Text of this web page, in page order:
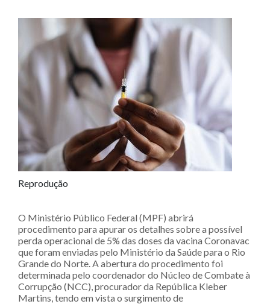
Reprodução
O Ministério Público Federal (MPF) abrirá
procedimento para apurar os detalhes sobre a possível
perda operacional de 5% das doses da vacina Coronavac
que foram enviadas pelo Ministério da Saúde para o Rio
Grande do Norte. A abertura do procedimento foi
determinada pelo coordenador do Núcleo de Combate à
Corrupção (NCC), procurador da República Kleber
Martins, tendo em vista o surgimento de